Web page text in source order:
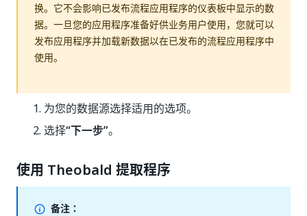
换。它不会影响已发布流程应用程序的仪表板中显示的数
据。一旦您的应用程序准备好供业务用户使用，您就可以
发布应用程序并加载新数据以在已发布的流程应用程序中
使用。
为您的数据源选择适用的选项。
选择“下一步”。
使用 Theobald 提取程序
备注：